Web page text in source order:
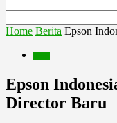
Home Berita Epson
Epson
Director Baru